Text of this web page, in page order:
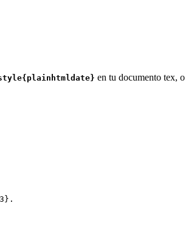
en tu documento tex, o
}.